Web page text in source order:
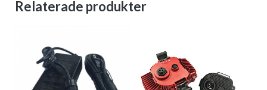
Relaterade produkter